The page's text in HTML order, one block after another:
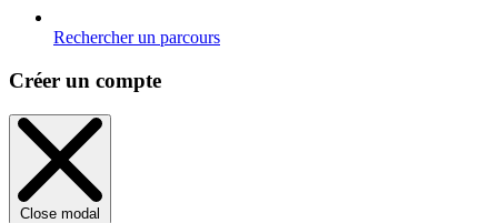
Rechercher un parcours
Créer un compte
Close modal